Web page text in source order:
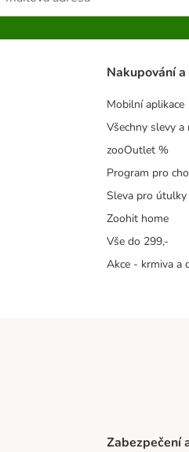
Nakupování
Mobilní aplikace
Všechny slevy a
zooOutlet %
Program pro
Sleva pro útulky
Zoohit home
Vše do 299,-
Akce - krmiva a
Zabezpečení